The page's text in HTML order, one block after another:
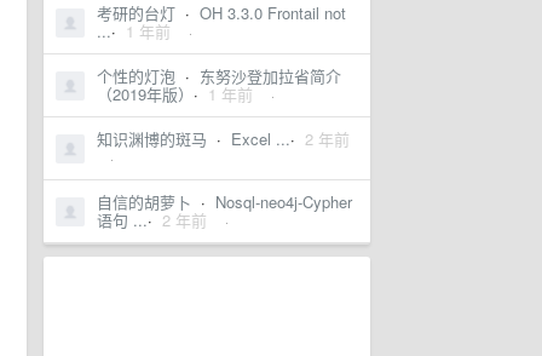
考研的台灯 · OH 3.3.0 Frontail not
...· 1 年前 ·
个性的灯泡 · 东努沙登加拉省简介
（2019年版） · 1 年前 ·
知识渊博的斑马 · Excel ...· 2 年前
·
自信的胡萝卜 · Nosql-neo4j-Cypher
语句 ...· 2 年前 ·